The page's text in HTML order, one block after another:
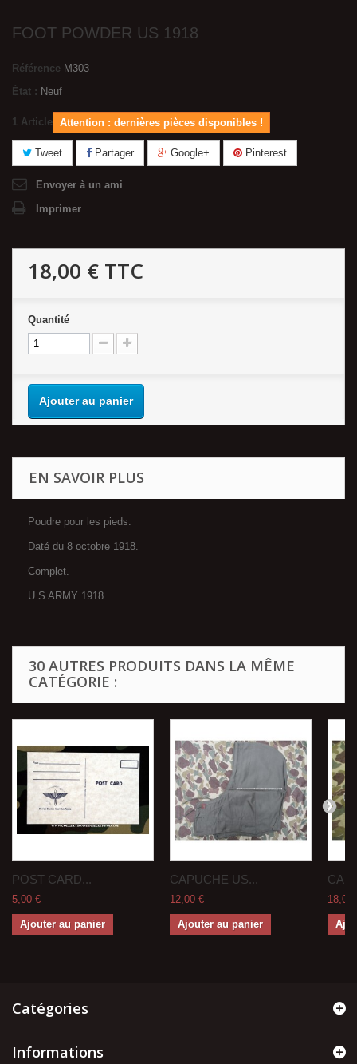
FOOT POWDER US 1918
Référence M303
État : Neuf
1 Article Attention : dernières pièces disponibles !
Tweet Partager Google+ Pinterest
Envoyer à un ami
Imprimer
18,00 € TTC
Quantité
Ajouter au panier
EN SAVOIR PLUS
Poudre pour les pieds.
Daté du 8 octobre 1918.
Complet.
U.S ARMY 1918.
30 AUTRES PRODUITS DANS LA MÊME
CATÉGORIE :
POST CARD...
5,00 €
Ajouter au panier
CAPUCHE US...
12,00 €
Ajouter au panier
CAN
18,00
Catégories
Informations